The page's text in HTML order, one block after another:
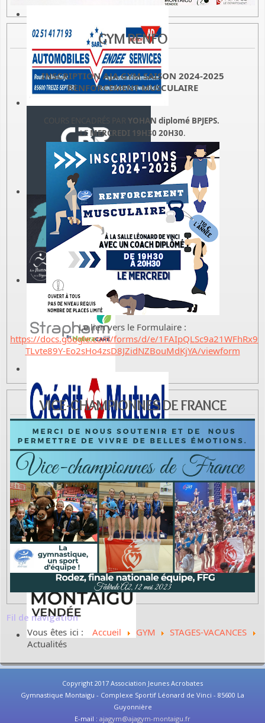
GYM RENFO
INSCRIPTION AJA GYM SAISON 2024-2025
RENFORCEMENT MUSCULAIRE
COURS ENCADRÉS PAR YOHAN diplomé BPJEPS.
LE MERCREDI 19H30 20H30.
Le lien vers le Formulaire :
https://docs.google.com/forms/d/e/1FAIpQLSc9a21WFhRx9t-
TLvte89Y-Eo2sHo4zsD8JZidNZBouMdKjYA/viewform
VICE-CHAMPIONNES DE FRANCE
Fil de navigation
Vous êtes ici : Accueil GYM
STAGES-VACANCES
Actualités
Copyright 2017 Association Jeunes Acrobates
Gymnastique Montaigu - Complexe Sportif Léonard de Vinci - 85600 La
Guyonnière
E-mail : ajagym@ajagym-montaigu.fr